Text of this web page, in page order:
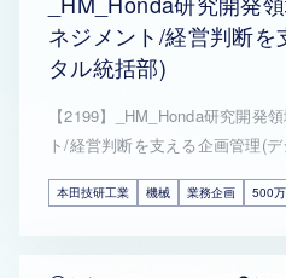
ネジメント/経営判断
タル統括部)
【2199】_HM_Honda研究開発
ト/経営判断を支える企画管理(
本田技研工業 機械 業務企画 500